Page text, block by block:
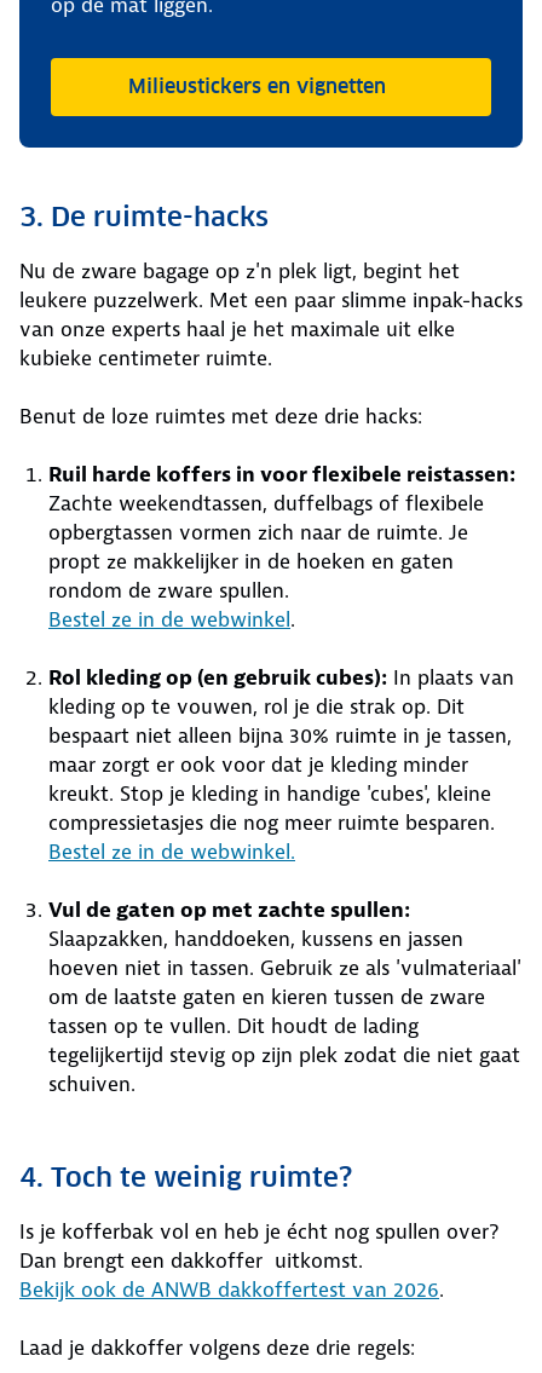
Milieustickers en vignetten
3. De ruimte-hacks
Nu de zware bagage op z'n plek ligt, begint het
leukere puzzelwerk. Met een paar slimme inpak-hacks
van onze experts haal je het maximale uit elke
kubieke centimeter ruimte.
Benut de loze ruimtes met deze drie hacks:
Ruil harde koffers in voor flexibele reistassen:
Zachte weekendtassen, duffelbags of flexibele
opbergtassen vormen zich naar de ruimte. Je
propt ze makkelijker in de hoeken en gaten
rondom de zware spullen.
Bestel ze in de webwinkel.
Rol kleding op (en gebruik cubes): In plaats van
kleding op te vouwen, rol je die strak op. Dit
bespaart niet alleen bijna 30% ruimte in je tassen,
maar zorgt er ook voor dat je kleding minder
kreukt. Stop je kleding in handige 'cubes', kleine
compressietasjes die nog meer ruimte besparen.
Bestel ze in de webwinkel.
Vul de gaten op met zachte spullen:
Slaapzakken, handdoeken, kussens en jassen
hoeven niet in tassen. Gebruik ze als 'vulmateriaal'
om de laatste gaten en kieren tussen de zware
tassen op te vullen. Dit houdt de lading
tegelijkertijd stevig op zijn plek zodat die niet gaat
schuiven.
4. Toch te weinig ruimte?
Is je kofferbak vol en heb je écht nog spullen over?
Dan brengt een dakkoffer uitkomst.
Bekijk ook de ANWB dakkoffertest van 2026.
Laad je dakkoffer volgens deze drie regels: